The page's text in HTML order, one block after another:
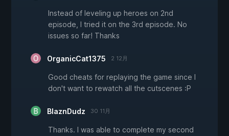
Instead of leveling up heroes on 2nd
episode, I tried it on the 3rd episode. No
issues so far! Thanks
OrganicCat1375 2 12月
Good cheats for replaying the game since I
don't want to rewatch all the cutscenes :P
BlaznDudz 30 11月
Thanks. I was able to complete my second